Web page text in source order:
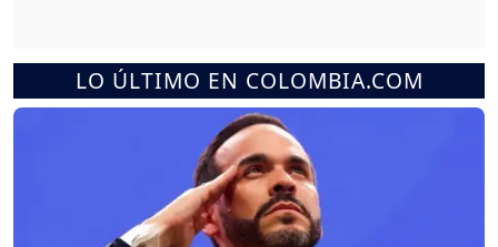
LO ÚLTIMO EN COLOMBIA.COM